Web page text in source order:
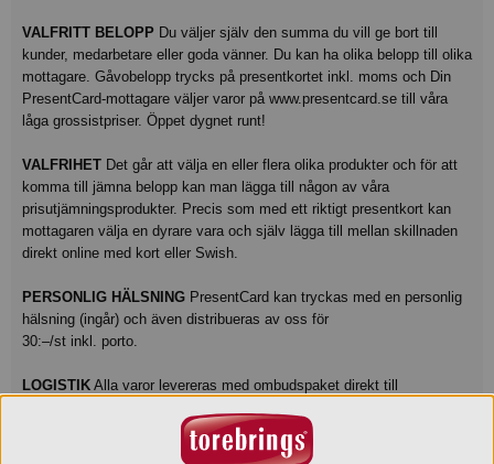
VALFRITT BELOPP Du väljer själv den summa du vill ge bort till
kunder, medarbetare eller goda vänner. Du kan ha olika belopp till olika
mottagare. Gåvobelopp trycks på presentkortet inkl. moms och Din
PresentCard-mottagare väljer varor på www.presentcard.se till våra
låga grossistpriser. Öppet dygnet runt!
VALFRIHET Det går att välja en eller flera olika produkter och för att
komma till jämna belopp kan man lägga till någon av våra
prisutjämningsprodukter. Precis som med ett riktigt presentkort kan
mottagaren välja en dyrare vara och själv lägga till mellan skillnaden
direkt online med kort eller Swish.
PERSONLIG HÄLSNING PresentCard kan tryckas med en personlig
hälsning (ingår) och även distribueras av oss för
30:–/st inkl. porto.
LOGISTIK Alla varor levereras med ombudspaket direkt till
försändelser inom Sverige, exkl. moms. OBS: Frakten räknas inte in i
julgåvans skattefria värde. Du beställer precis det antal kort du